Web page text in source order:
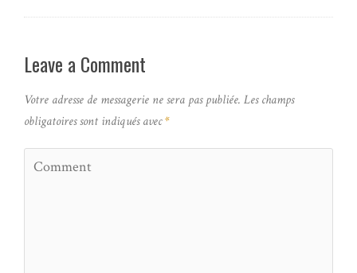
Leave a Comment
Votre adresse de messagerie ne sera pas publiée. Les champs
obligatoires sont indiqués avec*